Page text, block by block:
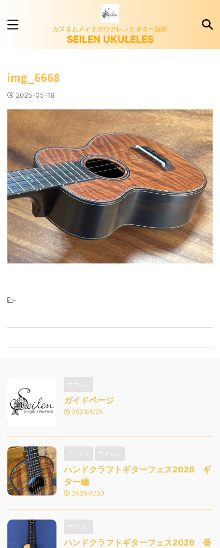
カスタムメイドのウクレレとギター製作
SEILEN UKULELES
img_6668
2025-05-18
-
ウクレレ
ガイドページ
2023/1/25
イベント ウクレレ
ハンドクラフトギターフェス2026 ギ
ター編
2026/5/20
ウクレレ
ハンドクラフトギターフェス2026 番